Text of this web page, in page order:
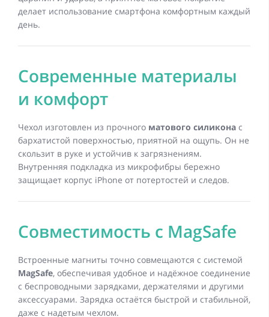
делает использование смартфона комфортным каждый
день.
Современные материалы
и комфорт
Чехол изготовлен из прочного матового силикона с
бархатистой поверхностью, приятной на ощупь. Он не
скользит в руке и устойчив к загрязнениям.
Внутренняя подкладка из микрофибры бережно
защищает корпус iPhone от потертостей и следов.
Совместимость с MagSafe
Встроенные магниты точно совмещаются с системой
MagSafe, обеспечивая удобное и надёжное соединение
с беспроводными зарядками, держателями и другими
аксессуарами. Зарядка остаётся быстрой и стабильной,
даже с надетым чехлом.